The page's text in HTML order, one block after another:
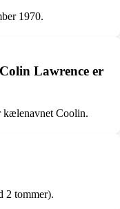
1970.
Lawrence er
kælenavnet Coolin.
2 tommer).